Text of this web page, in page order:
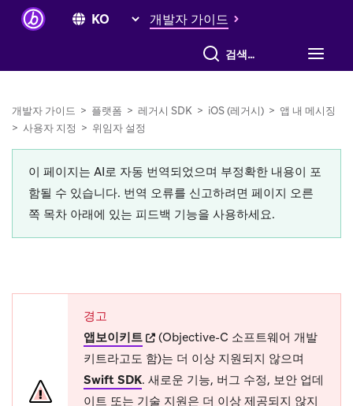
개발자 가이드
전체 검색
개발자 가이드 > 플랫폼 > 레거시 SDK > iOS (레거시) > 앱 내 메시징
> 사용자 지정 > 위임자 설정
이 페이지는 AI로 자동 번역되었으며 부정확한 내용이 포
함될 수 있습니다. 번역 오류를 신고하려면 페이지 오른
쪽 목차 아래에 있는 피드백 기능을 사용하세요.
경고
앱보이키트(opens in new tab)
(Objective-C 소프트웨어 개발
키트라고도 함)는 더 이상 지원되지 않으며
Swift SDK. 새로운 기능, 버그 수정, 보안 업데
이트 또는 기술 지원은 더 이상 제공되지 않지